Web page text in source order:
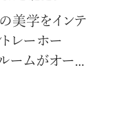
美学をインテ
トレーホー
ームがオープ